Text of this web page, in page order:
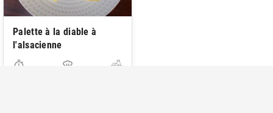
Palette à la diable à
l'alsacienne